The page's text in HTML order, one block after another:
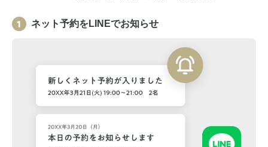
ネット予約をLINEでお知らせ